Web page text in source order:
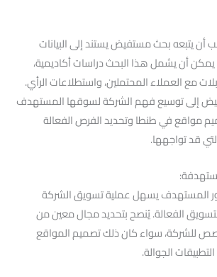
أن يتبعه بحث مستفيض يستند إلى البيانات
يمكن أن يشمل هذا البحث دراسات أكاديمية،
مع العملاء المحتملين، واستطلاعات الرأي.
إلى توسيع فهم الشركة لسوقها المستهدف
مواقع في طنطا وتحديد الفرص الفعالة
قد تواجهها.
المستهدف يسهل عملية تسويق الشركة
الفعالة. يُنصح بتحديد مجال معين من
للشركة، سواء كان ذلك تصميم المواقع
الجوالة.